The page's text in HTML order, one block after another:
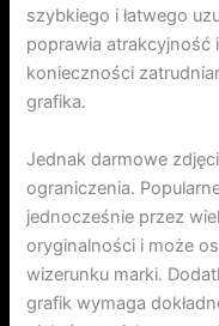
szybkiego i łatwego
poprawia atrakcyjność
konieczności
grafika.
Jednak darmowe
ograniczenia.
jednocześnie przez
oryginalności i może
wizerunku marki.
grafik wymaga